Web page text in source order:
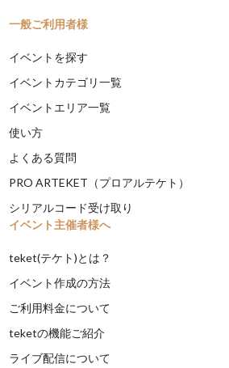
一般ご利用者様
イベントを探す
イベントカテゴリ一覧
イベントエリア一覧
使い方
よくある質問
PRO ARTEKET（プロアルテケト）
シリアルコード受け取り
イベント主催者様へ
teket(テケト)とは？
イベント作成の方法
ご利用料金について
teketの機能ご紹介
ライブ配信について